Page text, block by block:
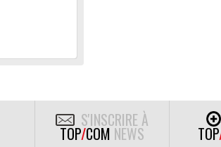
S'INSCRIRE À
TOP/COM NEWS TOP